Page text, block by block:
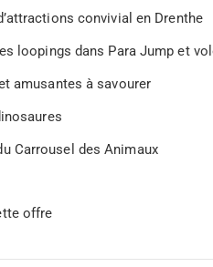
convivial en Drenthe
loopings dans Para Jump et
amusantes à savourer
Carrousel des Animaux
offre